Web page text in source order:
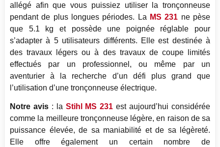
allégé afin que vous puissiez utiliser la tronçonneuse
pendant de plus longues périodes. La MS 231 ne pèse
que 5.1 kg et possède une poignée réglable pour
s’adapter à 5 utilisateurs différents. Elle est destinée à
des travaux légers ou à des travaux de coupe limités
effectués par un professionnel, ou même par un
aventurier à la recherche d’un défi plus grand que
l’utilisation d’une tronçonneuse électrique.
Notre avis: la Stihl MS 231 est aujourd’hui considérée
comme la meilleure tronçonneuse légère, en raison de sa
puissance élevée, de sa maniabilité et de sa légèreté.
Elle offre également un certain nombre de